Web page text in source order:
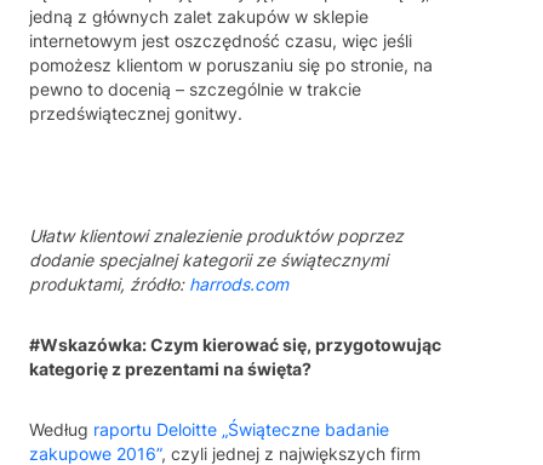
jedną z głównych zalet zakupów w sklepie
internetowym jest oszczędność czasu, więc jeśli
pomożesz klientom w poruszaniu się po stronie, na
pewno to docenią – szczególnie w trakcie
przedświątecznej gonitwy.
Ułatw klientowi znalezienie produktów poprzez
dodanie specjalnej kategorii ze świątecznymi
produktami, źródło: harrods.com
#Wskazówka: Czym kierować się, przygotowując
kategorię z prezentami na święta?
Według raportu Deloitte „Świąteczne badanie
zakupowe 2016”, czyli jednej z największych firm